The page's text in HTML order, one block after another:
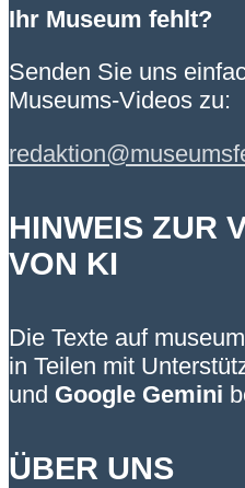
Ihr Museum fehlt?
Senden Sie uns
Museums-Videos zu:
HINWEIS ZUR
VON KI
Die Texte auf
in Teilen mit
und Google Gemini
ÜBER UNS